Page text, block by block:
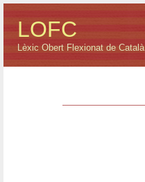
LOFC
Lèxic Obert Flexionat de Català